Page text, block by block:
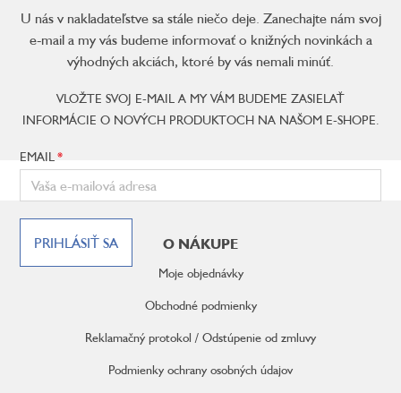
U nás v nakladateľstve sa stále niečo deje. Zanechajte nám svoj
e-mail a my vás budeme informovať o knižných novinkách a
výhodných akciách, ktoré by vás nemali minúť.
VLOŽTE SVOJ E-MAIL A MY VÁM BUDEME ZASIELAŤ
INFORMÁCIE O NOVÝCH PRODUKTOCH NA NAŠOM E-SHOPE.
EMAIL
PRIHLÁSIŤ SA O NÁKUPE
Moje objednávky
Obchodné podmienky
Reklamačný protokol / Odstúpenie od zmluvy
Podmienky ochrany osobných údajov